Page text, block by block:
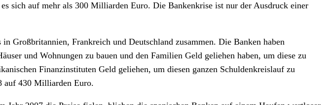
sich auf mehr als 300 Milliarden Euro. Die Bankenkrise ist nur der Ausdruck einer
Großbritannien, Frankreich und Deutschland zusammen. Die Banken haben
und Wohnungen zu bauen und den Familien Geld geliehen haben, um diese zu
Finanzinstituten Geld geliehen, um diesen ganzen Schuldenkreislauf zu
auf 430 Milliarden Euro.